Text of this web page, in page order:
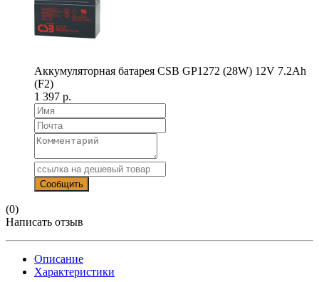
Аккумуляторная батарея CSB GP1272 (28W) 12V 7.2Ah
(F2)
1 397 р.
(0)
Написать отзыв
Описание
Характеристики